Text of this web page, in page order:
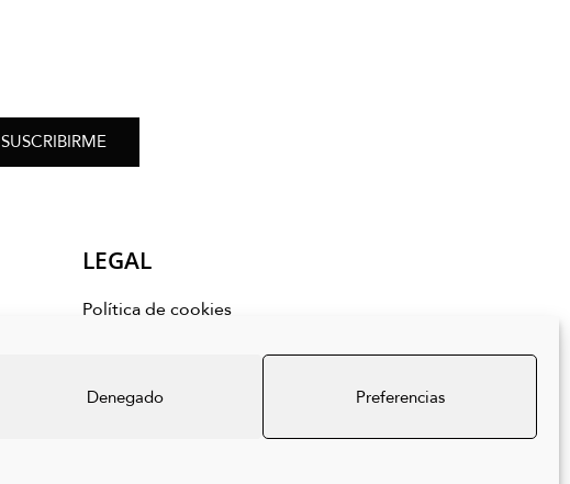
Denegado Preferencias
SUSCRIBIRME
LEGAL
Política de cookies